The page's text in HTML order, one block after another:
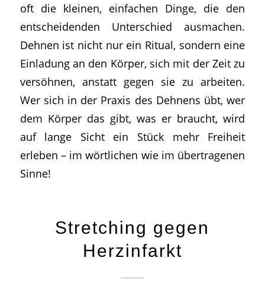
oft die kleinen, einfachen Dinge, die den
entscheidenden Unterschied ausmachen.
Dehnen ist nicht nur ein Ritual, sondern eine
Einladung an den Körper, sich mit der Zeit zu
versöhnen, anstatt gegen sie zu arbeiten.
Wer sich in der Praxis des Dehnens übt, wer
dem Körper das gibt, was er braucht, wird
auf lange Sicht ein Stück mehr Freiheit
erleben – im wörtlichen wie im übertragenen
Sinne!
Stretching gegen
Herzinfarkt